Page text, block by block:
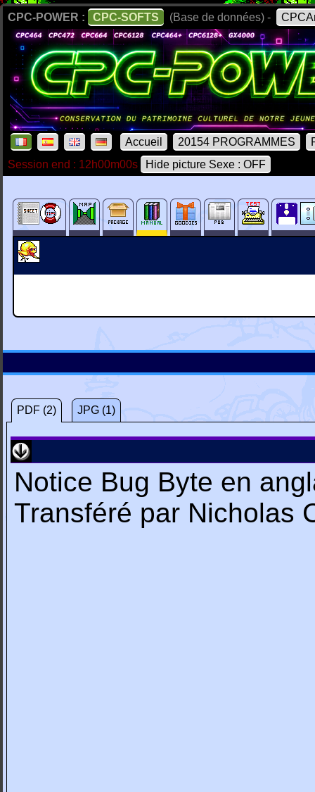
CPC-POWER : CPC-SOFTS (Base de données) -
Accueil 20154 PROGRAMMES
Session end : 12h00m00s
Hide picture Sexe : OFF
PDF (2) JPG (1)
Notice Bug Byte en
Transféré par Nicholas